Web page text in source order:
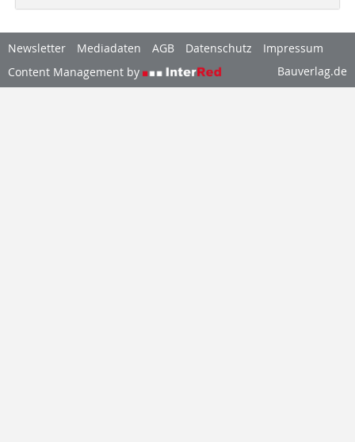
Newsletter Mediadaten AGB Datenschutz
Impressum
Content Management by
Bauverlag.de